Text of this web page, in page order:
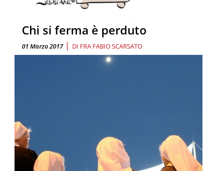
Chi si ferma è perduto
01 Marzo 2017 | DI FRA FABIO SCARSATO